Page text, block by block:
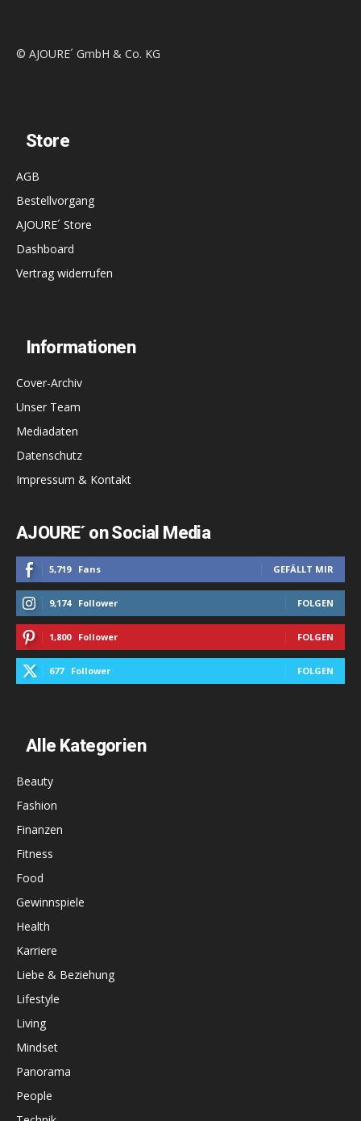
© AJOURE´ GmbH & Co. KG
Store
AGB
Bestellvorgang
AJOURE´ Store
Dashboard
Vertrag widerrufen
Informationen
Cover-Archiv
Unser Team
Mediadaten
Datenschutz
Impressum & Kontakt
AJOURE´ on Social Media
5,719 Fans GEFÄLLT MIR
9,174 Follower FOLGEN
1,800 Follower FOLGEN
677 Follower FOLGEN
Alle Kategorien
Beauty
Fashion
Finanzen
Fitness
Food
Gewinnspiele
Health
Karriere
Liebe & Beziehung
Lifestyle
Living
Mindset
Panorama
People